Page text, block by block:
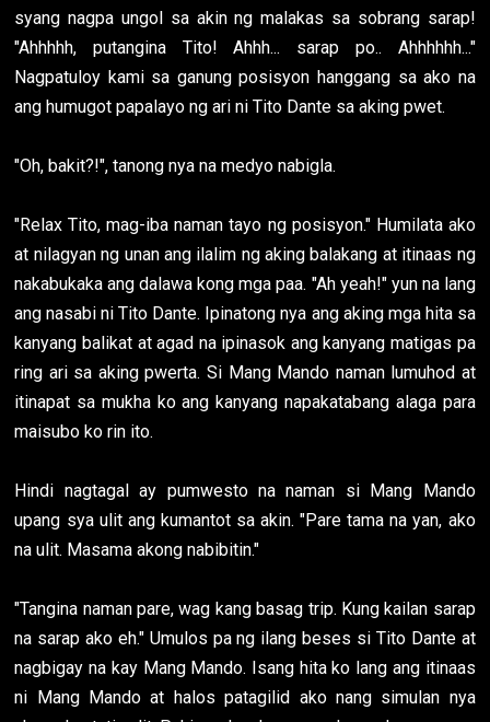
syang nagpa ungol sa akin ng malakas sa sobrang sarap!
"Ahhhhh, putangina Tito! Ahhh... sarap po.. Ahhhhhh..."
Nagpatuloy kami sa ganung posisyon hanggang sa ako na
ang humugot papalayo ng ari ni Tito Dante sa aking pwet.
"Oh, bakit?!", tanong nya na medyo nabigla.
"Relax Tito, mag-iba naman tayo ng posisyon." Humilata ako
at nilagyan ng unan ang ilalim ng aking balakang at itinaas ng
nakabukaka ang dalawa kong mga paa. "Ah yeah!" yun na lang
ang nasabi ni Tito Dante. Ipinatong nya ang aking mga hita sa
kanyang balikat at agad na ipinasok ang kanyang matigas pa
ring ari sa aking pwerta. Si Mang Mando naman lumuhod at
itinapat sa mukha ko ang kanyang napakatabang alaga para
maisubo ko rin ito.
Hindi nagtagal ay pumwesto na naman si Mang Mando
upang sya ulit ang kumantot sa akin. "Pare tama na yan, ako
na ulit. Masama akong nabibitin."
"Tangina naman pare, wag kang basag trip. Kung kailan sarap
na sarap ako eh." Umulos pa ng ilang beses si Tito Dante at
nagbigay na kay Mang Mando. Isang hita ko lang ang itinaas
ni Mang Mando at halos patagilid ako nang simulan nya